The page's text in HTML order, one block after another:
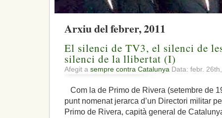
Arxiu del febrer, 2011
El silenci de TV3, el silenci de
silenci de la llibertat (I)
Afegit a sempre contra Catalunya Data: febr.
Com la de Primo de Rivera (setembre de
punt nomenat jerarca d’un Directori militar
Primo de Rivera, capità general de